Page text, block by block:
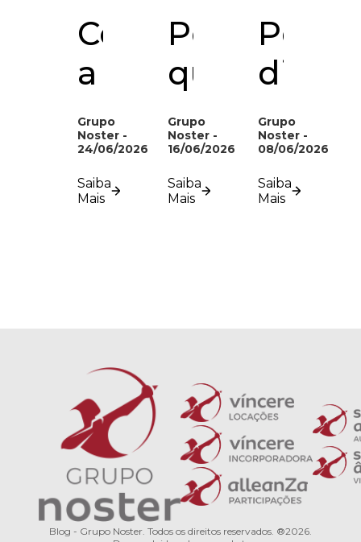
Como
a
incorporação
imobiliária
influencia
Grupo
Noster -
24/06/2026
Saiba
Mais
Por
que
áreas
verdes
fazem
Grupo
Noster -
16/06/2026
Saiba
Mais
Pé-
alto
e
no
do
Grupo
Noster -
08/06/2026
Saiba
Mais
Blog - Grupo Noster. Todos os direitos reservados. ®2026.